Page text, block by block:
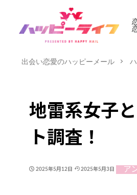
出会い恋愛のハッピーメール
地雷系女子
ト調査！
2025年5月12日 2025年5月3日 ア